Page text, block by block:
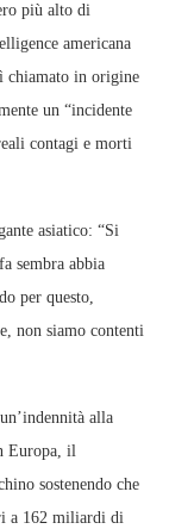
più alto di
americana
chiamato in origine
un “incidente
contagi e morti
asiatico: “Si
sembra abbia
per questo,
non siamo contenti
alla
Europa, il
sostenendo che
a 162 miliardi di